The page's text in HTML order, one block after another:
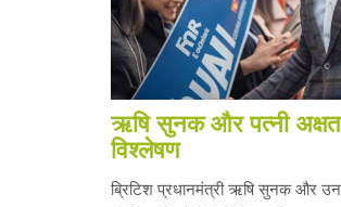
ऋषि सुनक और पत्नी अक्षता
विश्लेषण
ब्रिटिश प्रधानमंत्री ऋषि सुनक और